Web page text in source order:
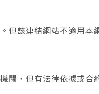
但該連結網站不適用本
關，但有法律依據或合